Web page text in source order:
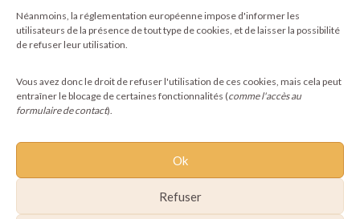
Néanmoins, la réglementation européenne impose d'informer les
utilisateurs de la présence de tout type de cookies, et de laisser la possibilité
de refuser leur utilisation.
Vous avez donc le droit de refuser l'utilisation de ces cookies, mais cela peut
entraîner le blocage de certaines fonctionnalités (comme l'accès au
formulaire de contact).
Ok
Refuser
fleurs sculptées
80,00€